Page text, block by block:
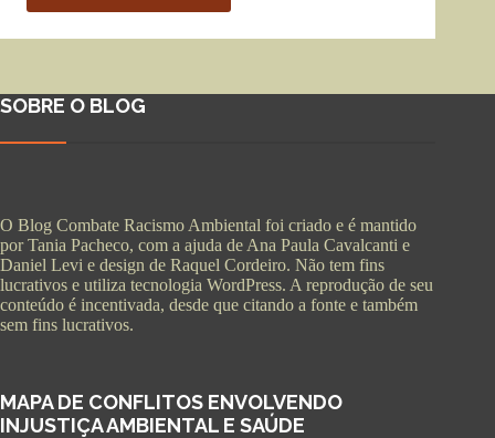
SOBRE O BLOG
O Blog Combate Racismo Ambiental foi criado e é mantido
por Tania Pacheco, com a ajuda de Ana Paula Cavalcanti e
Daniel Levi e design de Raquel Cordeiro. Não tem fins
lucrativos e utiliza tecnologia WordPress. A reprodução de seu
conteúdo é incentivada, desde que citando a fonte e também
sem fins lucrativos.
MAPA DE CONFLITOS ENVOLVENDO
INJUSTIÇA AMBIENTAL E SAÚDE